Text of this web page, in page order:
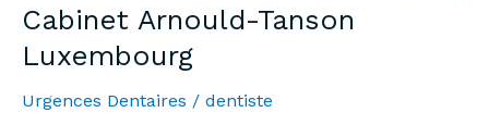
Weekends
&
Holidays
Cabinet Arnould-Tanson
Luxembourg
Urgences Dentaires / dentiste